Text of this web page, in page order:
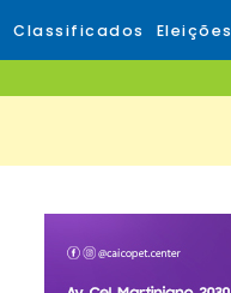
Classificados Eleições